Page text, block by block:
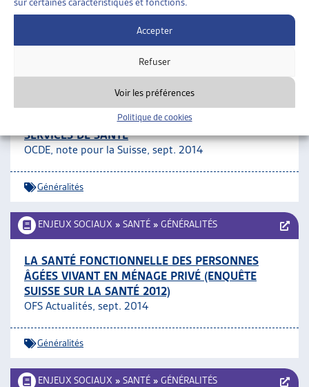
Accepter
Refuser
Voir les préférences
Politique de cookies
Généralités
LES VARIATIONS DANS L’UTILISATION DES SOINS
DE SANTÉ EN SUISSE SUGGÈRENT LA POSSIBILITÉ
D’AMÉLIORER L’EFFICACITÉ ET L’ÉQUITÉ DES
SERVICES DE SANTÉ
OCDE, note pour la Suisse, sept. 2014
Généralités
ENJEUX SOCIAUX » SANTÉ » GÉNÉRALITÉS
LA SANTÉ FONCTIONNELLE DES PERSONNES
ÂGÉES VIVANT EN MÉNAGE PRIVÉ (ENQUÊTE
SUISSE SUR LA SANTÉ 2012)
OFS Actualités, sept. 2014
Généralités
ENJEUX SOCIAUX » SANTÉ » GÉNÉRALITÉS